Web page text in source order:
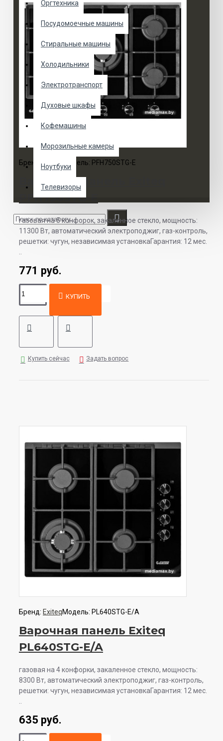
Оргтехника
Посудомоечные машины
Стиральные машины
Холодильники
Электротранспорт
Духовые шкафы
Кофемашины
Морозильные камеры
Ноутбуки
Телевизоры
Бренд: Exiteq Модель: PFH750STG-E
Варочная панель Exiteq
PFH750STG-E
газовая на 5 конфорок, закаленное стекло, мощность:
11300 Вт, автоматический электроподжиг, газ-контроль,
решетки: чугун, независимая установкаГарантия: 12 мес.
771 руб.
КУПИТЬ
Купить сейчас Задать вопрос
Бренд: ExiteqМодель: PL640STG-E/A
Варочная панель Exiteq
PL640STG-E/A
газовая на 4 конфорки, закаленное стекло, мощность:
8300 Вт, автоматический электроподжиг, газ-контроль,
решетки: чугун, независимая установкаГарантия: 12 мес.
635 руб.